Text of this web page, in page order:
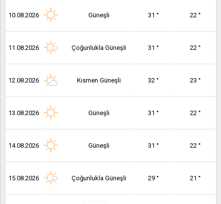
10.08.2026 Güneşli 31 ° 22 °
11.08.2026 Çoğunlukla Güneşli 31 ° 22 °
12.08.2026 Kısmen Güneşli 32 ° 23 °
13.08.2026 Güneşli 31 ° 22 °
14.08.2026 Güneşli 31 ° 22 °
15.08.2026 Çoğunlukla Güneşli 29 ° 21 °